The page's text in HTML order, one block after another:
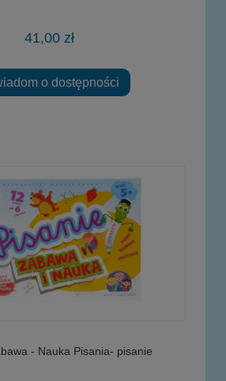
41,00 zł
o dostępności
- Nauka Pisania- pisanie